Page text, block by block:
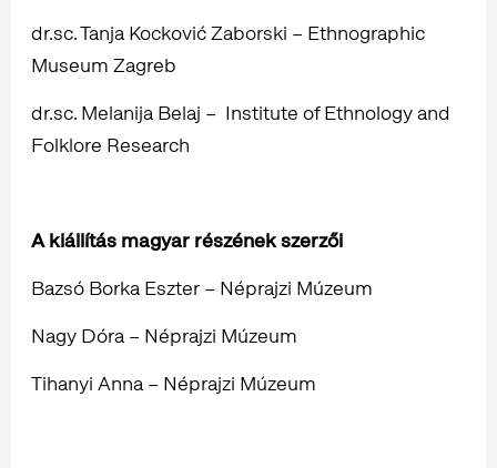
dr.sc. Tanja Kocković Zaborski – Ethnographic
Museum Zagreb
dr.sc. Melanija Belaj – Institute of Ethnology and
Folklore Research
A kiállítás magyar részének szerzői
Bazsó Borka Eszter – Néprajzi Múzeum
Nagy Dóra – Néprajzi Múzeum
Tihanyi Anna – Néprajzi Múzeum